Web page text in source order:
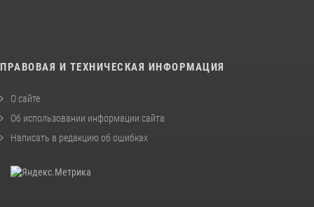
ПРАВОВАЯ И ТЕХНИЧЕСКАЯ ИНФОРМАЦИЯ
О сайте
Об использовании информации сайта
Написать в редакцию об ошибках